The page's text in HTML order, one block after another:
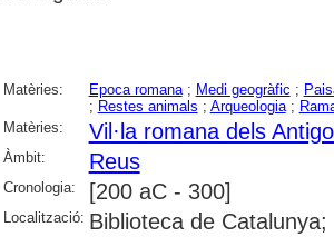
Matèries: Epoca romana; Medi geogràfic ;
; Restes animals ; Arqueologia;
Matèries:
Vil·la romana dels
Àmbit: Reus
Cronologia: [200 aC - 300]
Localització: Biblioteca de